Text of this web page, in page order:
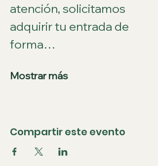
atención, solicitamos
adquirir tu entrada de
forma…
Mostrar más
Compartir este evento